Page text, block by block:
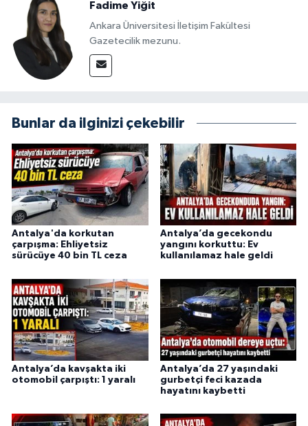
Fadime Yiğit
Ankara Üniversitesi İletişim Fakültesi
Gazetecilik mezunu.
Bunlar da ilginizi çekebilir
Antalya'da korkutan
çarpışma: Ehliyetsiz
sürücüye 40 bin TL ceza
Antalya’da gecekondu
yangını korkuttu: Ev
kullanılamaz hale geldi
Antalya’da kavşakta iki
otomobil çarpıştı: 1 yaralı
Antalya’da 27 yaşındaki
gurbetçi feci kazada
hayatını kaybetti